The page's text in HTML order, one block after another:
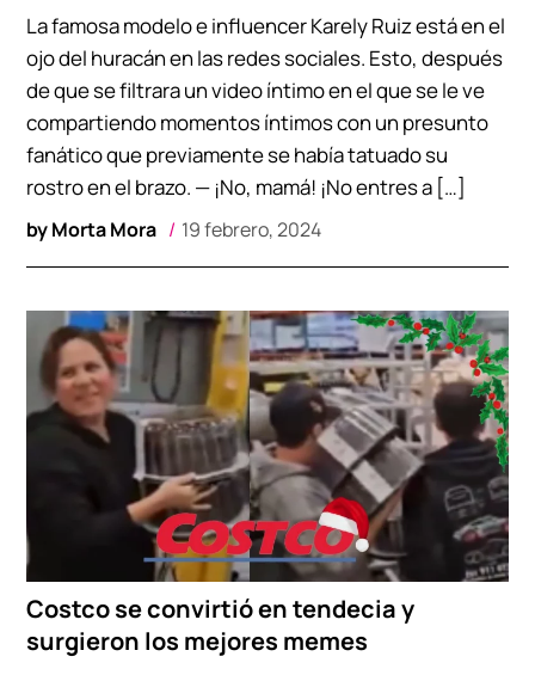
byMorta Mora 19 febrero, 2024
La famosa modelo e influencer Karely Ruiz está en el
ojo del huracán en las redes sociales. Esto, después
de que se filtrara un video íntimo en el que se le ve
compartiendo momentos íntimos con un presunto
fanático que previamente se había tatuado su
rostro en el brazo. — ¡No, mamá! ¡No entres a […]
Costco se convirtió en tendecia y
surgieron los mejores memes